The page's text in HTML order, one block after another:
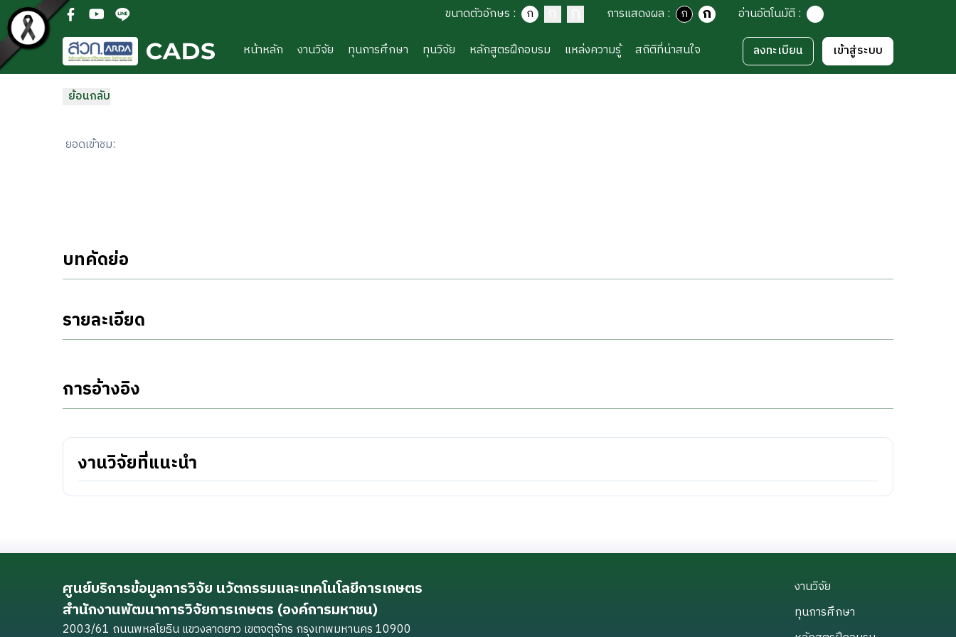
ข้ามไปยังเนื้อหาหลัก(open facebook in new new tab)
(open youtube in new new tab)
(open line in new new tab) ขนาดตัวอักษร : ก ก ก การแสดงผล : ก ก อ่านอัตโนมัติ:
หน้าหลัก
งานวิจัย ทุนการศึกษา ทุนวิจัย หลักสูตรฝึกอบรม แหล่งความรู้ สถิติที่น่าสนใจ ลงทะเบียน เข้าสู่ระบบ
ย้อนกลับ
ยอดเข้าชม:
บทคัดย่อ
รายละเอียด
การอ้างอิง
งานวิจัยที่แนะนำ
ศูนย์บริการข้อมูลการวิจัย นวัตกรรมและเทคโนโลยีการเกษตร
สำนักงานพัฒนาการวิจัยการเกษตร (องค์การมหาชน)
2003/61 ถนนพหลโยธิน แขวงลาดยาว เขตจตุจักร กรุงเทพมหานคร 10900
งานวิจัย
ทุนการศึกษา